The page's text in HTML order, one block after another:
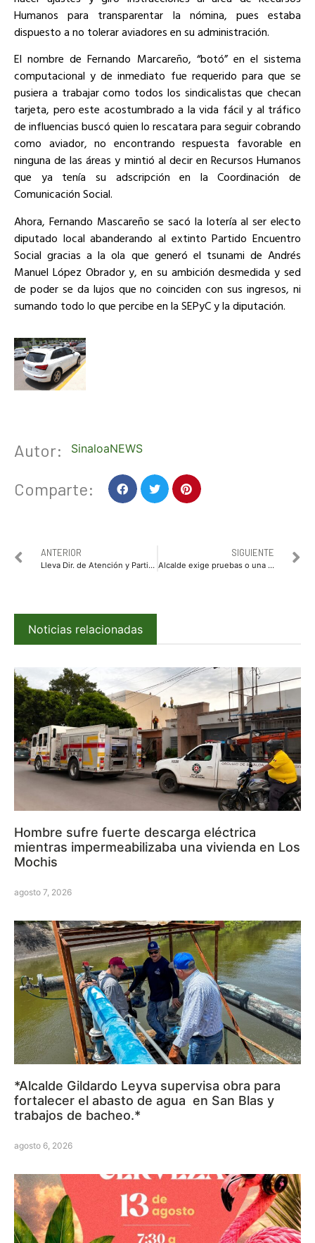
Humanos para transparentar la nómina, pues estaba
dispuesto a no tolerar aviadores en su administración.
El nombre de Fernando Marcareño, “botó” en el sistema
computacional y de inmediato fue requerido para que se
pusiera a trabajar como todos los sindicalistas que checan
tarjeta, pero este acostumbrado a la vida fácil y al tráfico
de influencias buscó quien lo rescatara para seguir cobrando
como aviador, no encontrando respuesta favorable en
ninguna de las áreas y mintió al decir en Recursos Humanos
que ya tenía su adscripción en la Coordinación de
Comunicación Social.
Ahora, Fernando Mascareño se sacó la lotería al ser electo
diputado local abanderando al extinto Partido Encuentro
Social gracias a la ola que generó el tsunami de Andrés
Manuel López Obrador y, en su ambición desmedida y sed
de poder se da lujos que no coinciden con sus ingresos, ni
sumando todo lo que percibe en la SEPyC y la diputación.
Autor: SinaloaNEWS
Comparte:
ANTERIOR
Lleva Dir. de Atención y Participación Ciudadana despensas alimenticias a familias de Topo Viejo.
SIGUIENTE
Alcalde exige pruebas o una disculpa a Intercamaral
Noticias relacionadas
Hombre sufre fuerte descarga eléctrica
mientras impermeabilizaba una vivienda en Los
Mochis
agosto 7, 2026
*Alcalde Gildardo Leyva supervisa obra para
fortalecer el abasto de agua en San Blas y
trabajos de bacheo.*
agosto 6, 2026